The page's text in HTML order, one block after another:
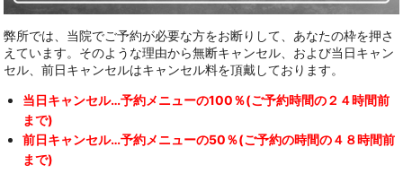
弊所では、当院でご予約が必要な方をお断りして、あなたの枠を押さ
えています。そのような理由から無断キャンセル、および当日キャン
セル、前日キャンセルはキャンセル料を頂戴しております。
当日キャンセル…予約メニューの100％(ご予約時間の２４時間前
まで)
前日キャンセル…予約メニューの50％(ご予約の時間の４８時間前
まで)